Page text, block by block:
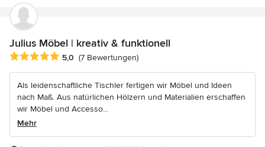
Julius Möbel | kreativ & funktionell
Durchschnittliche Bewertung: 5 von 5 Sternen
5,0 (7 Bewertungen)
Als leidenschaftliche Tischler fertigen wir Möbel und Ideen
nach Maß. Aus natürlichen Hölzern und Materialien erschaffen
wir Möbel und Accesso...
Mehr